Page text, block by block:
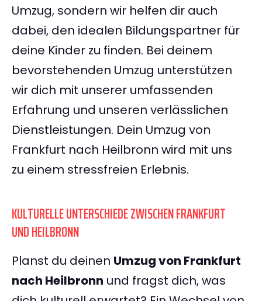
Umzug, sondern wir helfen dir auch
dabei, den idealen Bildungspartner für
deine Kinder zu finden. Bei deinem
bevorstehenden Umzug unterstützen
wir dich mit unserer umfassenden
Erfahrung und unseren verlässlichen
Dienstleistungen. Dein Umzug von
Frankfurt nach Heilbronn wird mit uns
zu einem stressfreien Erlebnis.
KULTURELLE UNTERSCHIEDE ZWISCHEN FRANKFURT
UND HEILBRONN
Planst du deinen Umzug von Frankfurt
nach Heilbronn und fragst dich, was